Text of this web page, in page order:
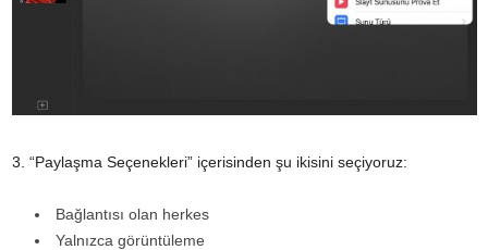
3. “Paylaşma Seçenekleri” içerisinden şu ikisini seçiyoruz:
Bağlantısı olan herkes
Yalnızca görüntüleme